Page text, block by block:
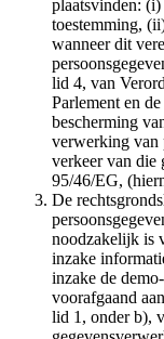
plaatsvinden:
toestemming,
wanneer dit
lid 4, van
Parlement en
bescherming
verwerking van
verkeer van die
95/46/EG,
De
noodzakelijk is
inzake
inzake de
voorafgaand
lid 1, onder b),